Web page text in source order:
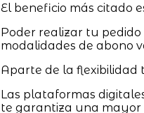
El beneficio más citado
Poder realizar tu pedido
modalidades de abono
Aparte de la flexibilidad
Las plataformas
te garantiza una mayor